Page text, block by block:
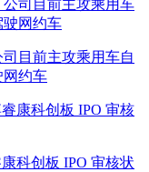
目前主攻乘用车自
网约车
科创板 IPO 审核状